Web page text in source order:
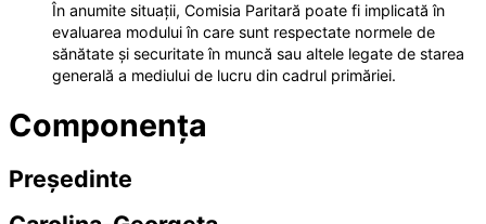
În anumite situații, Comisia Paritară poate fi implicată în
evaluarea modului în care sunt respectate normele de
sănătate și securitate în muncă sau altele legate de starea
generală a mediului de lucru din cadrul primăriei.
Componența
Președinte